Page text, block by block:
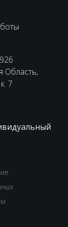
Область,
7